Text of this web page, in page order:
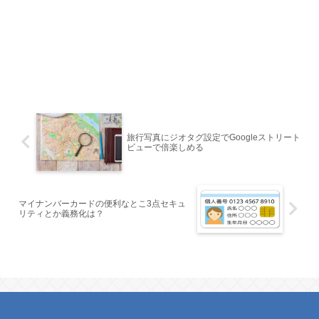
旅行写真にジオタグ設定でGoogleストリート
ビューで倍楽しめる
マイナンバーカードの便利なとこ3点セキュ
リティとか義務化は？